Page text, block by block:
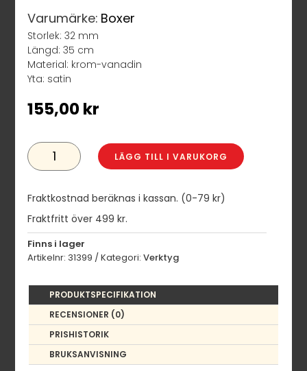
Varumärke: Boxer
Storlek: 32 mm
Längd: 35 cm
Material: krom-vanadin
Yta: satin
155,00 kr
U-
RINGNYCKEL
32
MM
LÄGG TILL I VARUKORG
Fraktkostnad beräknas i kassan. (0-79 kr)
Fraktfritt över 499 kr.
Finns i lager
Artikelnr: 31399 Kategori:Verktyg
PRODUKTSPECIFIKATION
RECENSIONER (0)
PRISHISTORIK
BRUKSANVISNING